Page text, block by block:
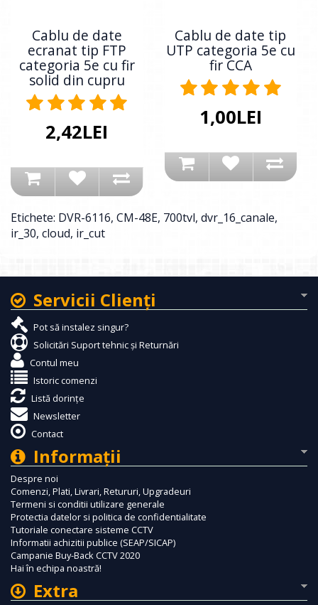
Cablu de date
ecranat tip FTP
categoria 5e cu fir
solid din cupru
2,42LEI
Cablu de date tip
UTP categoria 5e cu
fir CCA
1,00LEI
Etichete: DVR-6116, CM-48E, 700tvl, dvr_16_canale,
ir_30, cloud, ir_cut
Servicii Clienţi
Pot să instalez singur?
Solicitări Suport tehnic și Returnări
Contul meu
Istoric comenzi
Listă dorințe
Newsletter
Contact
Informaţii
Despre noi
Comenzi, Plati, Livrari, Retururi, Upgradeuri
Termeni si conditii utilizare generale
Protectia datelor si politica de confidentialitate
Tutoriale conectare sisteme CCTV
Informatii achizitii publice (SEAP/SICAP)
Campanie Buy-Back CCTV 2020
Hai în echipa noastră!
Extra